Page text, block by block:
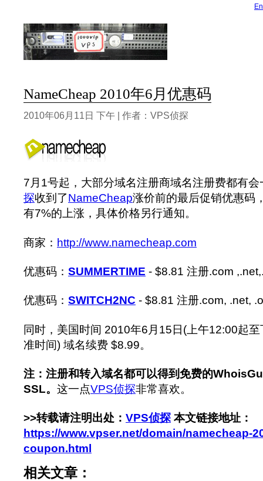
NameCheap 2010年6月优惠码
2010年06月11日 下午 | 作者：VPS侦探
7月1号起，大部分域名注册商域名注册费都有
探收到了NameCheap涨价前的最后促销优惠码
有7%的上涨，具体价格另行通知。
商家： http://www.namecheap.com
优惠码： SUMMERTIME - $8.81 注册.com
优惠码： SWITCH2NC - $8.81 注册.com, .net,
同时，美国时间 2010年6月15日(上午12:00起
准时间) 域名续费 $8.99。
注：注册和转入域名都可以得到免费的
SSL。 这一点VPS侦探非常喜欢。
>>转载请注明出处： VPS侦探 本文链接地址：
https://www.vpser.net/domain/namecheap-
coupon.html
相关文章：